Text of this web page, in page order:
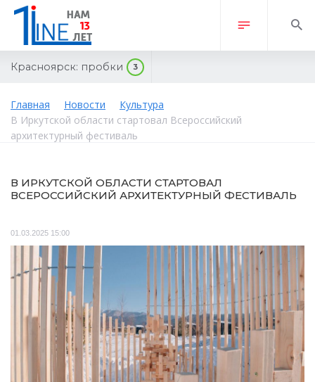
Красноярск: пробки 3
Главная Новости
Культура
В Иркутской области стартовал Всероссийский
архитектурный фестиваль
В ИРКУТСКОЙ ОБЛАСТИ СТАРТОВАЛ
ВСЕРОССИЙСКИЙ АРХИТЕКТУРНЫЙ ФЕСТИВАЛЬ
01.03.2025 15:00